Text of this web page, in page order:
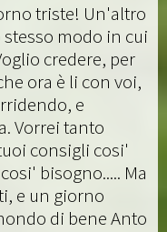
triste! Un'altro
modo in cui
credere, per
ora è li con voi,
e
Vorrei tanto
consigli cosi'
bisogno..... Ma
e un giorno
di bene Anto